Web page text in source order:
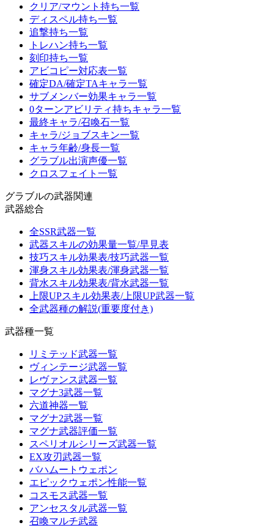
クリア/マウント持ち一覧
ディスペル持ち一覧
追撃持ち一覧
トレハン持ち一覧
刻印持ち一覧
アビコピー対応表一覧
確定DA/確定TAキャラ一覧
サブメンバー効果キャラ一覧
0ターンアビリティ持ちキャラ一覧
最終キャラ/召喚石一覧
キャラ/ジョブスキン一覧
キャラ年齢/身長一覧
グラブル出演声優一覧
クロスフェイト一覧
グラブルの武器関連
武器総合
全SSR武器一覧
武器スキルの効果量一覧/早見表
技巧スキル効果表/技巧武器一覧
渾身スキル効果表/渾身武器一覧
背水スキル効果表/背水武器一覧
上限UPスキル効果表/上限UP武器一覧
全武器種の解説(重要度付き)
武器種一覧
リミテッド武器一覧
ヴィンテージ武器一覧
レヴァンス武器一覧
マグナ3武器一覧
六道神器一覧
マグナ2武器一覧
マグナ武器評価一覧
スペリオルシリーズ武器一覧
EX攻刃武器一覧
バハムートウェポン
エピックウェポン性能一覧
コスモス武器一覧
アンセスタル武器一覧
召喚マルチ武器